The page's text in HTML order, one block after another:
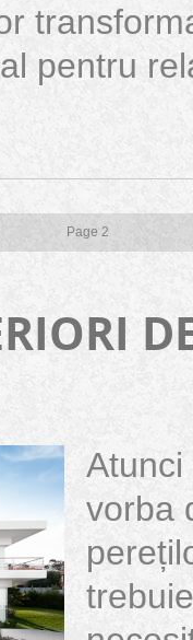
pentru
Page 2
Atunci
vorba